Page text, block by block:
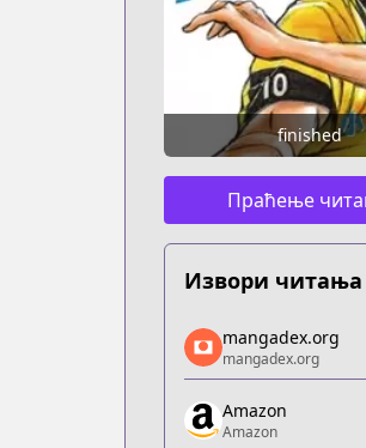
finished
Праћење
Извори читања
mangadex.org
mangadex.org
https://
Amazon
mangadex.org
mangadex.org
Amazon
Amazon